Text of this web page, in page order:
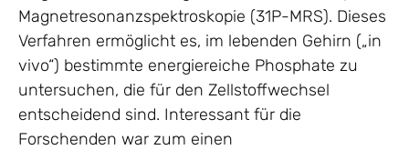
Magnetresonanzspektroskopie (31P-MRS). Dieses
Verfahren ermöglicht es, im lebenden Gehirn („in
vivo“) bestimmte energiereiche Phosphate zu
untersuchen, die für den Zellstoffwechsel
entscheidend sind. Interessant für die
Forschenden war zum einen